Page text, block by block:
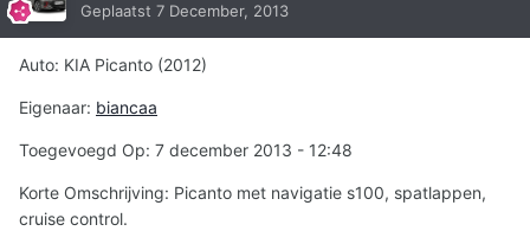
Geplaatst 7 December, 2013
Auto: KIA Picanto (2012)
Eigenaar: biancaa
Toegevoegd Op: 7 december 2013 - 12:48
Korte Omschrijving: Picanto met navigatie s100, spatlappen,
cruise control.